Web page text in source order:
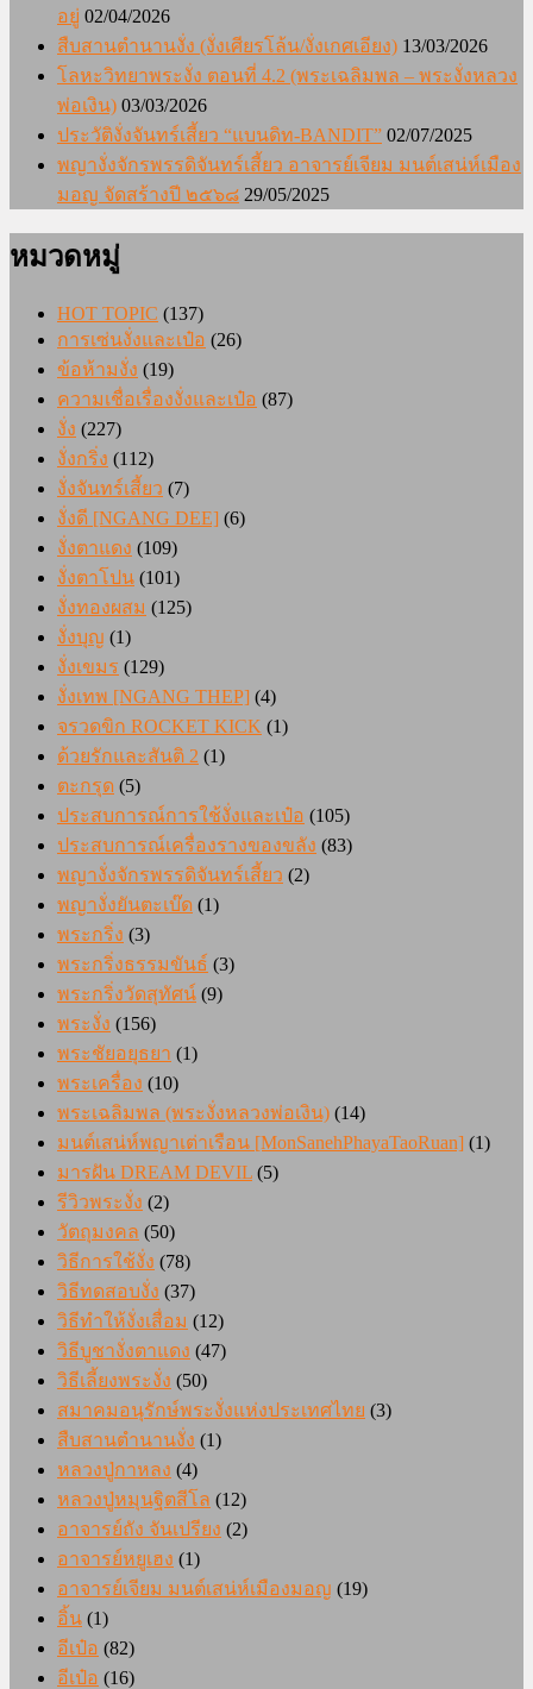
อยู่ 02/04/2026
สืบสานตำนานงั่ง (งั่งเศียรโล้น/งั่งเกศเอียง) 13/03/2026
โลหะวิทยาพระงั่ง ตอนที่ 4.2 (พระเฉลิมพล – พระงั่งหลวง
พ่อเงิน) 03/03/2026
ประวัติงั่งจันทร์เสี้ยว “แบนดิท-BANDIT” 02/07/2025
พญางั่งจักรพรรดิจันทร์เสี้ยว อาจารย์เจียม มนต์เสน่ห์เมือง
มอญ จัดสร้างปี ๒๕๖๘ 29/05/2025
หมวดหมู่
HOT TOPIC (137)
การเซ่นงั่งและเป๋อ (26)
ข้อห้ามงั่ง (19)
ความเชื่อเรื่องงั่งและเป๋อ (87)
งั่ง (227)
งั่งกริ่ง (112)
งั่งจันทร์เสี้ยว (7)
งั่งดี [NGANG DEE] (6)
งั่งตาแดง (109)
งั่งตาโปน (101)
งั่งทองผสม (125)
งั่งบุญ (1)
งั่งเขมร (129)
งั่งเทพ [NGANG THEP] (4)
จรวดขิก ROCKET KICK (1)
ด้วยรักและสันติ 2 (1)
ตะกรุด (5)
ประสบการณ์การใช้งั่งและเป๋อ (105)
ประสบการณ์เครื่องรางของขลัง (83)
พญางั่งจักรพรรดิจันทร์เสี้ยว (2)
พญางั่งยันตะเบ๊ด (1)
พระกริ่ง (3)
พระกริ่งธรรมขันธ์ (3)
พระกริ่งวัดสุทัศน์ (9)
พระงั่ง (156)
พระชัยอยุธยา (1)
พระเครื่อง (10)
พระเฉลิมพล (พระงั่งหลวงพ่อเงิน) (14)
มนต์เสน่ห์พญาเต่าเรือน [MonSanehPhayaTaoRuan] (1)
มารฝัน DREAM DEVIL (5)
รีวิวพระงั่ง (2)
วัตถุมงคล (50)
วิธีการใช้งั่ง (78)
วิธีทดสอบงั่ง (37)
วิธีทำให้งั่งเสื่อม (12)
วิธีบูชางั่งตาแดง (47)
วิธีเลี้ยงพระงั่ง (50)
สมาคมอนุรักษ์พระงั่งแห่งประเทศไทย (3)
สืบสานตำนานงั่ง (1)
หลวงปู่กาหลง (4)
หลวงปู่หมุนฐิตสีโล (12)
อาจารย์ถัง จันเปรียง (2)
อาจารย์หยูเฮง (1)
อาจารย์เจียม มนต์เสน่ห์เมืองมอญ (19)
อิ้น (1)
อีเป๋อ (82)
อีเป๋อ (16)